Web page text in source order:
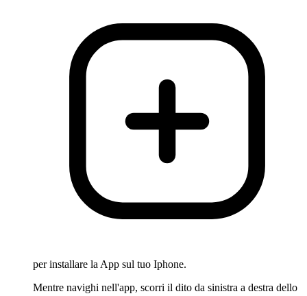
per installare la App sul tuo Iphone.
Mentre navighi nell'app, scorri il dito da sinistra a destra dello